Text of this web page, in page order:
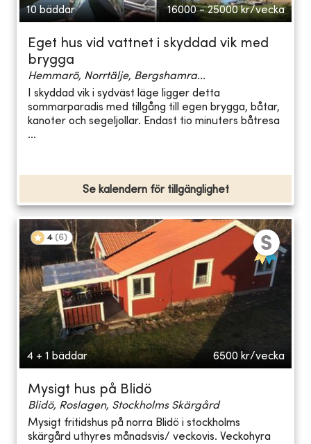
10 bäddar 16000 - 25000 kr/vecka
Eget hus vid vattnet i skyddad vik med
brygga
Hemmarö, Norrtälje, Bergshamra...
I skyddad vik i sydväst läge ligger detta
sommarparadis med tillgång till egen brygga, båtar,
kanoter och segeljollar. Endast tio minuters båtresa
...
Se kalendern för tillgänglighet
4 (6)
4 + 1 bäddar 6500 kr/vecka
Mysigt hus på Blidö
Blidö, Roslagen, Stockholms Skärgård
Mysigt fritidshus på norra Blidö i stockholms
skärgård uthyres månadsvis/ veckovis. Veckohyra